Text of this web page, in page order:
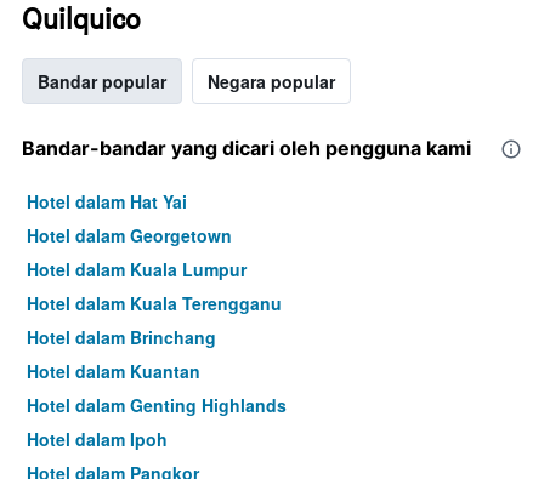
Quilquico
Bandar popular Negara popular
Bandar-bandar yang dicari oleh pengguna kami
Hotel dalam Hat Yai
Hotel dalam Georgetown
Hotel dalam Kuala Lumpur
Hotel dalam Kuala Terengganu
Hotel dalam Brinchang
Hotel dalam Kuantan
Hotel dalam Genting Highlands
Hotel dalam Ipoh
Hotel dalam Pangkor